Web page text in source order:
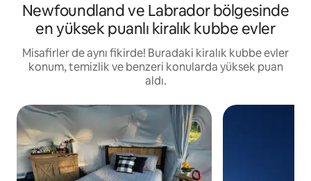
Newfoundland ve Labrador bölgesinde
en yüksek puanlı kiralık kubbe evler
Misafirler de aynı fikirde! Buradaki kiralık kubbe evler
konum, temizlik ve benzeri konularda yüksek puan
aldı.